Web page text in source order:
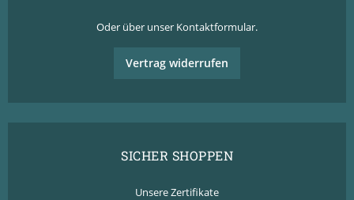
Oder über unser Kontaktformular.
Vertrag widerrufen
SICHER SHOPPEN
Unsere Zertifikate